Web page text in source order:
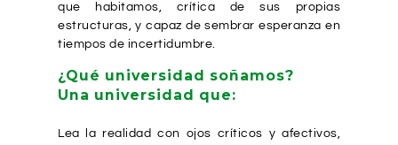
que habitamos, crítica de sus propias
estructuras, y capaz de sembrar esperanza en
tiempos de incertidumbre.
¿Qué universidad soñamos?
Una universidad que:
Lea la realidad con ojos críticos y afectivos,